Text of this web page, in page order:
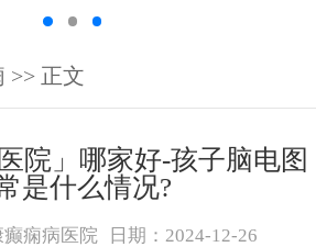
>> 正文
院」哪家好-孩子脑电图
是什么情况?
痫病医院 日期：2024-12-26